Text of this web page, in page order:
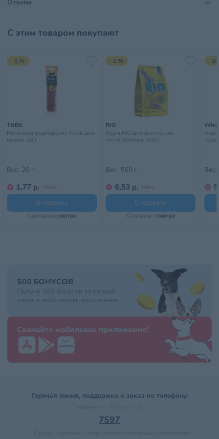
Тип питомца
Условия хранения
месте, недоступном для детей
Отзывы
С этим товаром покупают
-1 %
TitBit
Колбаски фермерские Titbit для
кошек, 20 г
Вес: 20 г
1,77 р. 1,79 р.
В корзину
Самовывоззавтра
-1 %
RIO
Корм RIO для волнистых
попугайчиков, 500 г
Вес: 500 г
6,53 р. 6,60 р.
В корзину
Самовывоззавтра
-
Вес:
500 БОНУСОВ
Получи 500 бонусов за первый
заказ в мобильном приложении
Скачайте мобильное приложение!
Горячая линия, поддержка и заказ по телефону:
7597